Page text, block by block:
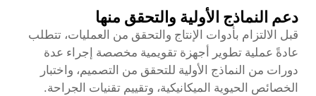
دعم النماذج الأولية والتحقق منها
قبل الالتزام بأدوات الإنتاج والتحقق من العمليات، تتطلب
عادةً عملية تطوير أجهزة تقويمية مخصصة إجراء عدة
دورات من النماذج الأولية للتحقق من التصميم، واختبار
الخصائص الحيوية الميكانيكية، وتقييم تقنيات الجراحة.